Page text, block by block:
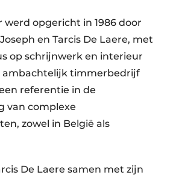
werd opgericht in 1986 door
en Tarcis De Laere, met
op schrijnwerk en interieur
ambachtelijk timmerbedrijf
referentie in de
van complexe
zowel in België als
De Laere samen met zijn